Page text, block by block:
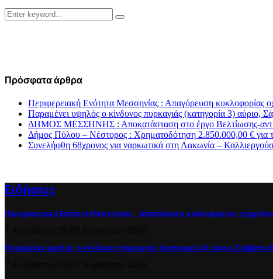
Search
for:
Search
Πρόσφατα άρθρα
Περιφερειακή Ενότητα Μεσσηνίας : Απαγόρευση κυκλοφορίας
Παραμένει υψηλός ο κίνδυνος πυρκαγιάς (κατηγορία 3) αύριο,
ΔΗΜΟΣ ΜΕΣΣΗΝΗΣ : Αποκατάσταση στο έργο Βελτίωσης-
Δήμος Πύλου – Νέστορος : Χρηματοδότηση 2.850.000,00 € για
Συνελήφθη 68χρονος για ναρκωτικά στη Λακωνία –
Ειδήσεις
Περιφερειακή Ενότητα Μεσσηνίας : Απαγόρευση κυκλοφορίας
Παραμένει υψηλός ο κίνδυνος πυρκαγιάς (κατηγορία 3) αύριο, Σάββατο